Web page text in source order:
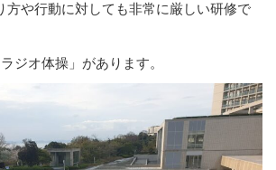
方や行動に対しても非常に厳しい研修で
ジオ体操」があります。